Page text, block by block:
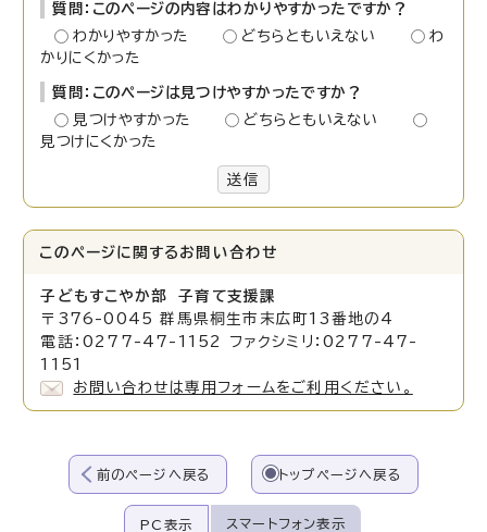
質問：このページの内容はわかりやすかったですか？
わかりやすかった
どちらともいえない
わ
かりにくかった
質問：このページは見つけやすかったですか？
見つけやすかった
どちらともいえない
見つけにくかった
送信
このページに関する お問い合わせ
子どもすこやか部 子育て支援課
〒376-0045 群馬県桐生市末広町13番地の4
電話：0277-47-1152 ファクシミリ：0277-47-
1151
お問い合わせは専用フォームをご利用ください。
前のページへ戻る トップページへ戻る
PC表示 スマートフォン表示